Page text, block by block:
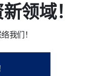
领域！
我们！